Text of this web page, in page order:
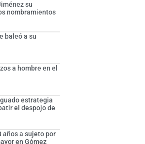
su
nombramientos
baleó a su
a hombre en el
estrategia
el despojo de
años a sujeto por
en Gómez